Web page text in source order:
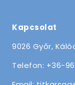
Kapcsolat
9026 Győr,
Telefon: +36-